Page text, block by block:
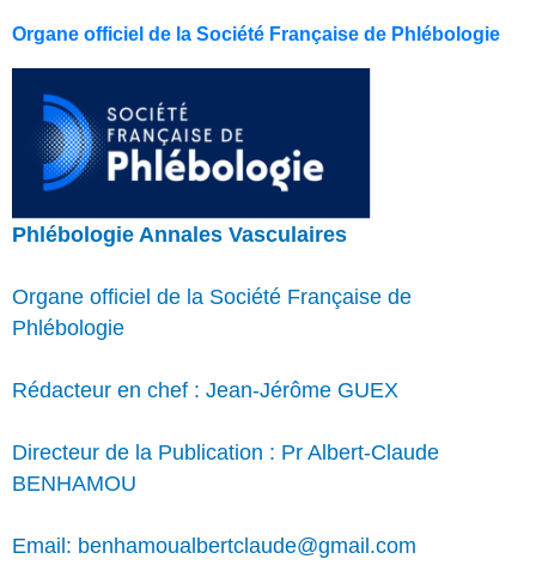
Organe officiel de la Société Française de Phlébologie
Phlébologie Annales Vasculaires
Organe officiel de la Société Française de
Phlébologie
Rédacteur en chef : Jean-Jérôme GUEX
Directeur de la Publication : Pr Albert-Claude
BENHAMOU
Email: benhamoualbertclaude@gmail.com